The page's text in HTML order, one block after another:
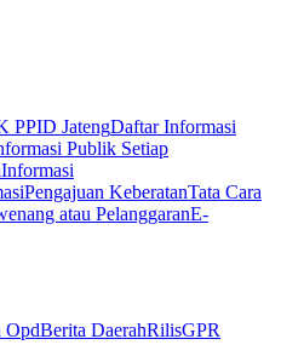
PPID JatengDaftar Informasi
Publik Setiap
Informasi
Pengajuan KeberatanTata Cara
atau PelanggaranE-
OpdBerita DaerahRilisGPR